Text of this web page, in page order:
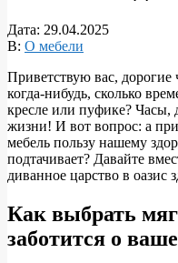
Дата: 29.04.2025
В: О мебели
Приветствую вас,
когда-нибудь, сколько
кресле или пуфике? Часы,
жизни! И вот вопрос: а
мебель пользу нашему
подтачивает? Давайте
диванное царство в оазис
Как выбрать
заботится о